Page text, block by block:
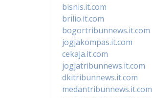
bisnis.it.com
brilio.it.com
bogortribunnews.it.com
jogjakompas.it.com
cekaja.it.com
jogjatribunnews.it.com
dkitribunnews.it.com
medantribunnews.it.com